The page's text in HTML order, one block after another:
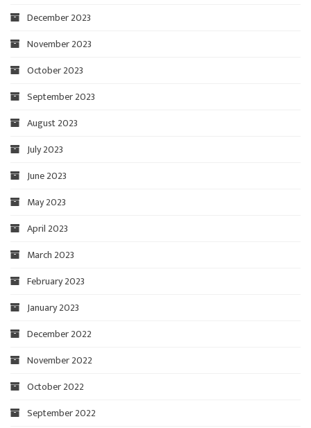
December 2023
November 2023
October 2023
September 2023
August 2023
July 2023
June 2023
May 2023
April 2023
March 2023
February 2023
January 2023
December 2022
November 2022
October 2022
September 2022